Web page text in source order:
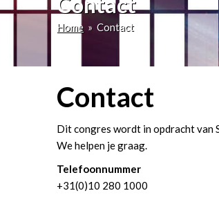
Home » Contact
Contact
Dit congres wordt in opdracht van
We helpen je graag.
Telefoonnummer
+31(0)10 280 1000